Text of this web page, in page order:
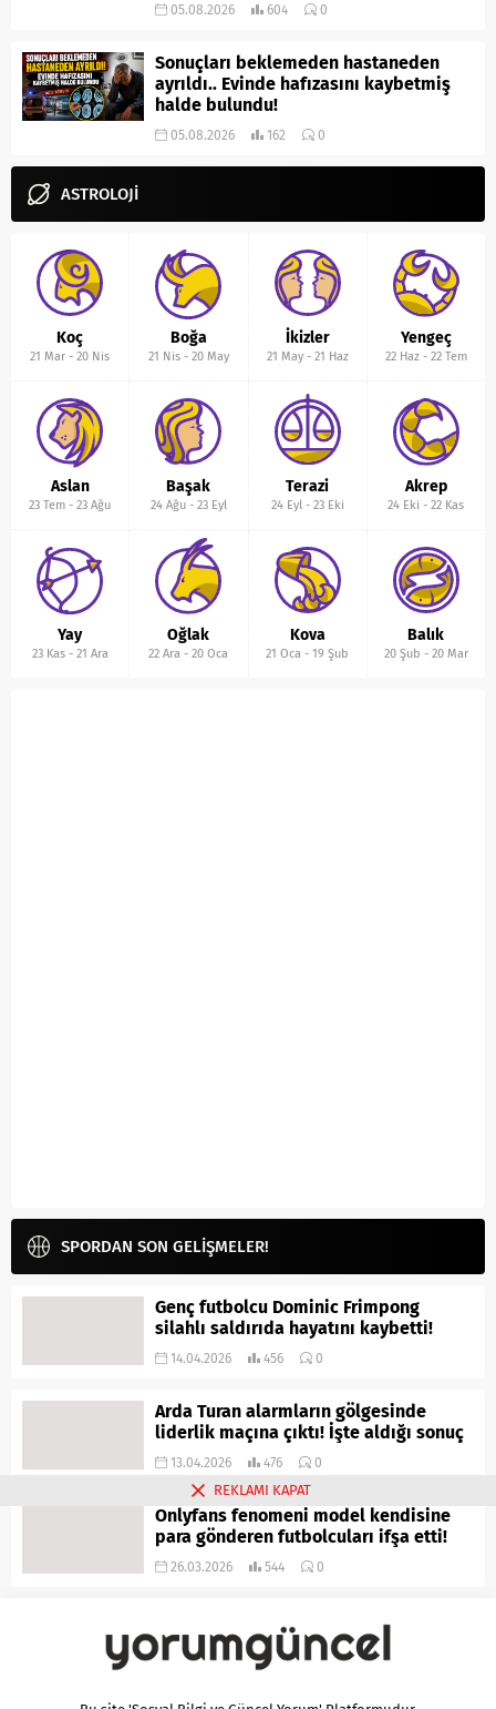
05.08.2026 604 0
Sonuçları beklemeden hastaneden
ayrıldı.. Evinde hafızasını kaybetmiş
halde bulundu!
05.08.2026 162 0
ASTROLOJİ
Koç
21 Mar -20 Nis
Boğa
21 Nis- 20 May
İkizler
21 May- 21 Haz
Yengeç
22 Haz- 22 Tem
Aslan
23 Tem -23 Ağu
Başak
24 Ağu- 23 Eyl
Terazi
24 Eyl- 23 Eki
Akrep
24 Eki -22 Kas
Yay
23 Kas- 21 Ara
Oğlak
22 Ara -20 Oca
Kova
21 Oca -19 Şub
Balık
20 Şub - 20 Mar
SPORDAN SON GELİŞMELER!
Genç futbolcu Dominic Frimpong
silahlı saldırıda hayatını kaybetti!
14.04.2026 456 0
Arda Turan alarmların gölgesinde
liderlik maçına çıktı! İşte aldığı sonuç
13.04.2026 476 0
Onlyfans fenomeni model kendisine
para gönderen futbolcuları ifşa etti!
26.03.2026 544 0
REKLAMI KAPAT